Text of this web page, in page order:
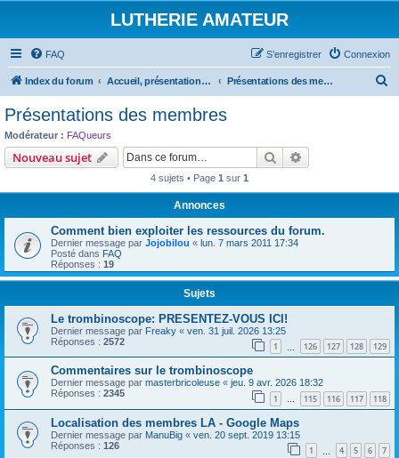
LUTHERIE AMATEUR
FAQ Connexion
S’enregistrer
Index du forum Accueil, présentations et informations Présentations des membres
r
Présentations des membres
Modérateur : FAQueurs
Nouveau sujet Rechercher
4 sujets • Page 1 sur 1
Annonces
Comment bien exploiter les ressources du forum.
Dernier message par Jojobilou « lun. 7 mars 2011 17:34
Posté dans FAQ
Réponses : 19
Sujets
Le trombinoscope: PRESENTEZ-VOUS ICI!
Dernier message par Freaky « ven. 31 juil. 2026 13:25
Réponses : 2572 1 126 127 128 129
Commentaires sur le trombinoscope
Dernier message par masterbricoleuse « jeu. 9 avr. 2026 18:32
Réponses : 2345 1 … 115 116 117 118
Localisation des membres LA - Google Maps
Dernier message par ManuBig « ven. 20 sept. 2019 13:15
Réponses : 126 1 4 5 6 7